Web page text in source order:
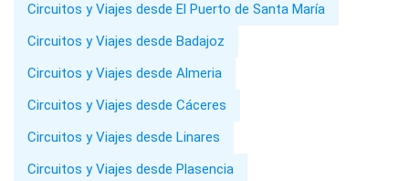
Circuitos y Viajes desde El Puerto de Santa María
Circuitos y Viajes desde Badajoz
Circuitos y Viajes desde Almeria
Circuitos y Viajes desde Cáceres
Circuitos y Viajes desde Linares
Circuitos y Viajes desde Plasencia